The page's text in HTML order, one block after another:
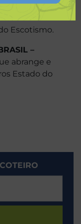
e
Escotismo.
–
abrange e
Estado do